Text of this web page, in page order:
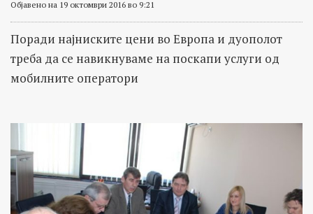
Објавено на 19 октомври 2016 во 9:21
Поради најниските цени во Европа и дуополот
треба да се навикнуваме на поскапи услуги од
мобилните оператори